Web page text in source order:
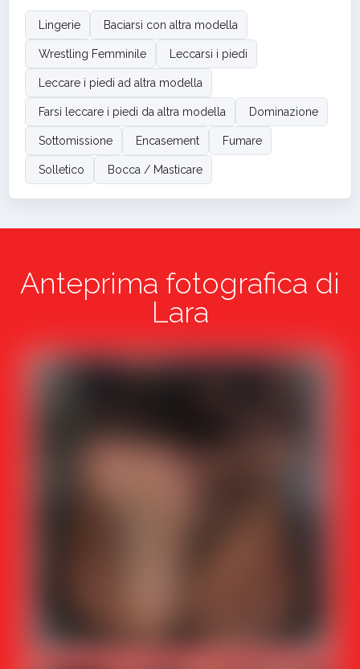
Lingerie Baciarsi con altra modella
Wrestling Femminile Leccarsi i piedi
Leccare i piedi ad altra modella
Farsi leccare i piedi da altra modella Dominazione
Sottomissione Encasement Fumare
Solletico Bocca / Masticare
Anteprima fotografica di
Lara